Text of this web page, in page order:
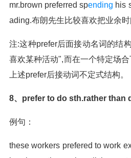
mr.brown preferred spending his
ading.布朗先生比较喜欢把业余
注:这种prefer后面接动名词的结
喜欢某种活动",而在一个特定场
上述prefer后接动词不定式结构。
8、prefer to do sth.rather than
例句：
these workers prefered to work